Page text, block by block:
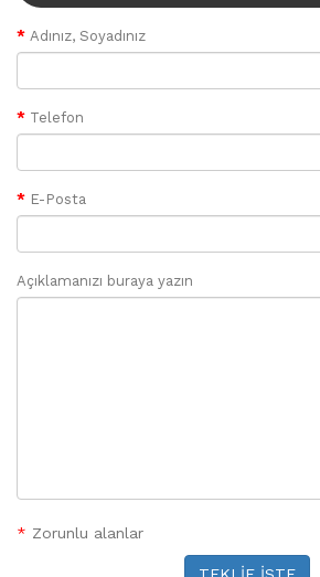
Adınız, Soyadınız
Telefon
E-Posta
Açıklamanızı buraya yazın
* Zorunlu alanlar